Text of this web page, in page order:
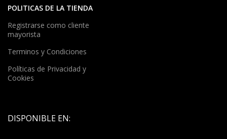
POLITICAS DE LA TIENDA
Registrarse como cliente
mayorista
Terminos y Condiciones
Políticas de Privacidad y
Cookies
DISPONIBLE EN: